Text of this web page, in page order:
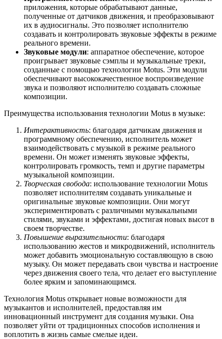
приложения, которые обрабатывают данные,
полученные от датчиков движения, и преобразовывают
их в аудиосигналы. Это позволяет исполнителю
создавать и контролировать звуковые эффекты в режиме
реального времени.
Звуковые модули: аппаратное обеспечение, которое
проигрывает звуковые сэмплы и музыкальные треки,
созданные с помощью технологии Motus. Эти модули
обеспечивают высококачественное воспроизведение
звука и позволяют исполнителю создавать сложные
композиции.
Преимущества использования технологии Motus в музыке:
Интерактивность: благодаря датчикам движения и
программному обеспечению, исполнитель может
взаимодействовать с музыкой в режиме реального
времени. Он может изменять звуковые эффекты,
контролировать громкость, темп и другие параметры
музыкальной композиции.
Творческая свобода: использование технологии Motus
позволяет исполнителям создавать уникальные и
оригинальные звуковые композиции. Они могут
экспериментировать с различными музыкальными
стилями, звуками и эффектами, достигая новых высот в
своем творчестве.
Повышение выразительности: благодаря
использованию жестов и микродвижений, исполнитель
может добавить эмоциональную составляющую в свою
музыку. Он может передавать свои чувства и настроение
через движения своего тела, что делает его выступление
более ярким и запоминающимся.
Технология Motus открывает новые возможности для
музыкантов и исполнителей, предоставляя им
инновационный инструмент для создания музыки. Она
позволяет уйти от традиционных способов исполнения и
воплотить в жизнь самые смелые идеи.